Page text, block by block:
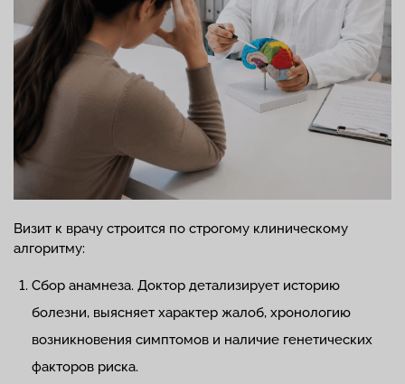
Визит к врачу строится по строгому клиническому
алгоритму:
Сбор анамнеза. Доктор детализирует историю
болезни, выясняет характер жалоб, хронологию
возникновения симптомов и наличие генетических
факторов риска.